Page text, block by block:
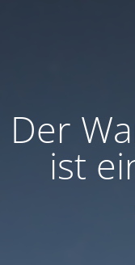
Der
ist